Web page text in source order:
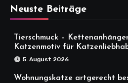
Neuste Beiträge
Tierschmuck –
Katzenmotiv für
5. August 2026
Wohnungskatze artgerecht